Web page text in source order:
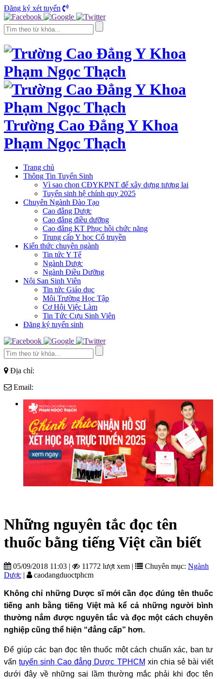
Đăng ký xét tuyển
Trường Cao Đẳng Y Khoa
Phạm Ngọc Thạch
Trang chủ
Thông Tin Tuyển Sinh
Vì sao chọn CĐYKPNT để xây dựng tương lai
Tuyển sinh hệ chính quy 2025
Chuyên Ngành Đào Tạo
Cao đẳng Dược
Cao đẳng điều dưỡng
Cao đẳng KT Phục hồi chức năng
Trung cấp Y học Cổ truyền
Kiến thức chuyên ngành
Tin tức Y Tế
Ngành Dược
Ngành Điều Dưỡng
Nội San Sinh Viên
Tin tức Giáo dục
Môi Trường Học Tập
Cơ Hội Việc Làm
Tin Tức Cựu Sinh Viên
Đăng ký tuyển sinh
Địa chỉ:
Email:
Những nguyên tắc đọc tên
thuốc bằng tiếng Việt cần biết
05/09/2018 11:03 | 11772 lượt xem | Chuyên mục: Ngành
Dược | caodangduoctphcm
Không chỉ những Dược sĩ mới cần đọc đúng tên thuốc
tiếng anh bằng tiếng Việt mà kể cả những người bình
thường nắm được nguyên tắc và đọc một cách chuyên
nghiệp cũng thể hiện “đẳng cấp” hơn.
Để giúp các bạn đọc tên thuốc một cách chuẩn xác, ban tư
vấntuyển sinh Cao đẳng Dược TPHCM xin chia sẻ bài viết
dưới đây về những sai lầm thường mắc phải khi đọc tên